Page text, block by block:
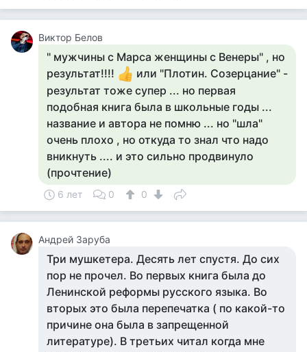
Виктор Белов
" мужчины с Марса женщины с Венеры" , но
результат!!!!
или "Плотин. Созерцание" -
результат тоже супер ... но первая
подобная книга была в школьные годы ...
название и автора не помню ... но "шла"
очень плохо , но откуда то знал что надо
вникнуть .... и это сильно продвинуло
(прочтение)
6 лет 0 0
Андрей Заруба
Три мушкетера. Десять лет спустя. До сих
пор не прочел. Во первых книга была до
Ленинской реформы русского языка. Во
вторых это была перепечатка ( по какой-то
причине она была в запрещенной
литературе). В третьих читал когда мне